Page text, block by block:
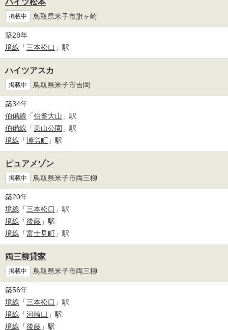
ハイツ松本
掲載中 鳥取県米子市旗ヶ崎
築28年
境線 「三本松口 」駅
ハイツアスカ
掲載中 鳥取県米子市吉岡
築34年
伯備線 「伯耆大山 」駅
伯備線 「東山公園 」駅
境線 「博労町 」駅
ピュアメゾン
掲載中 鳥取県米子市両三柳
築20年
境線 「三本松口 」駅
境線 「後藤 」駅
境線 「富士見町 」駅
両三柳貸家
掲載中 鳥取県米子市両三柳
築56年
境線 「三本松口 」駅
境線 「河崎口 」駅
境線 「後藤 」駅